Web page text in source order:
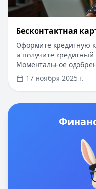
Бесконтактная
Оформите кредитную
и получите кредитный
Моментальное
поручителей. Для
период до 100 дней на
Простое оформление
течение 2-3 рабочих
17 ноября 2025 г.